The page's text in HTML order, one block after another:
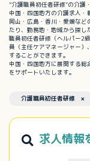
”介護職員初任者研修”の介護
中国・四国地方の介護求人・
岡山・広島・香川・愛媛な
たり、勤務地・地域から探
職員初任者研修（ヘルパー2
員（主任ケアマネージャー）
することができます。
中国・四国地方に展開する
をサポートいたします。
介護職員初任者研修 ×
求人情報